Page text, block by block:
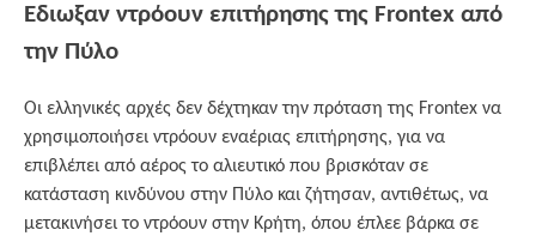
Εδιωξαν ντρόουν επιτήρησης της Frontex από
την Πύλο
Οι ελληνικές αρχές δεν δέχτηκαν την πρόταση της Frontex να
χρησιμοποιήσει ντρόουν εναέριας επιτήρησης, για να
επιβλέπει από αέρος το αλιευτικό που βρισκόταν σε
κατάσταση κινδύνου στην Πύλο και ζήτησαν, αντιθέτως, να
μετακινήσει το ντρόουν στην Κρήτη, όπου έπλεε βάρκα σε